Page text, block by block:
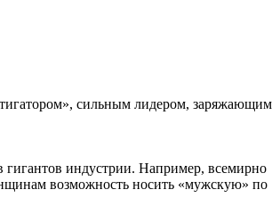
сильным лидером, заряжающим
индустрии. Например, всемирно
возможность носить «мужскую» по